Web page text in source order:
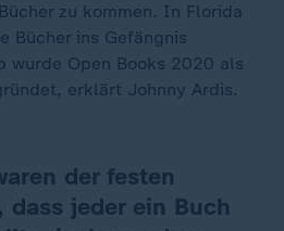
zu kommen. In Florida
Bücher ins Gefängnis
wurde Open Books 2020 als
erklärt Johnny Ardis.
der festen
dass jeder ein Buch